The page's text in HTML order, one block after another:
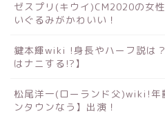
ゼスプリ(キウイ)CM2020の女
いぐるみがかわいい！
鍵本輝wiki !身長やハーフ説は
はナニする!?】
松尾洋一(ローランド父)wiki!年
ンタウンなう】出演！